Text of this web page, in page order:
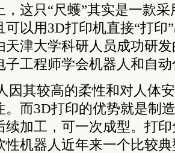
，这只“尺蠖”其实是一款
可以用3D打印机直接“打印
天津大学科研人员成功研
子工程师学会机器人和自
因其较高的柔性和对人体
。而3D打印的优势就是制
续加工，可一次成型。打
性机器人近年来一个比较